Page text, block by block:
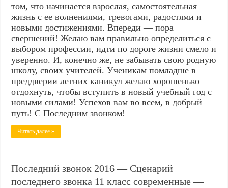
том, что начинается взрослая, самостоятельная
жизнь с ее волнениями, тревогами, радостями и
новыми достижениями. Впереди — пора
свершений! Желаю вам правильно определиться с
выбором профессии, идти по дороге жизни смело и
уверенно. И, конечно же, не забывать свою родную
школу, своих учителей. Ученикам помладше в
преддверии летних каникул желаю хорошенько
отдохнуть, чтобы вступить в новый учебный год с
новыми силами! Успехов вам во всем, в добрый
путь! С Последним звонком!
Читать далее »
Последний звонок 2016 — Сценарий
последнего звонка 11 класс современные —